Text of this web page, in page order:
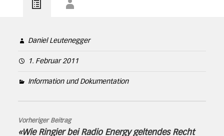
Daniel Leutenegger
1. Februar 2011
Information und Dokumentation
Vorheriger Beitrag
«Wie Ringier bei Radio Energy geltendes Recht